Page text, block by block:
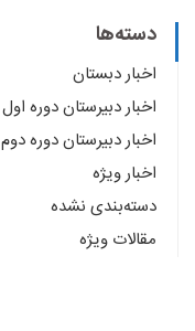
دسته‌ها
اخبار دبستان
اخبار دبیرستان دوره اول
اخبار دبیرستان دوره دوم
اخبار ویژه
دسته‌بندی نشده
مقالات ویژه